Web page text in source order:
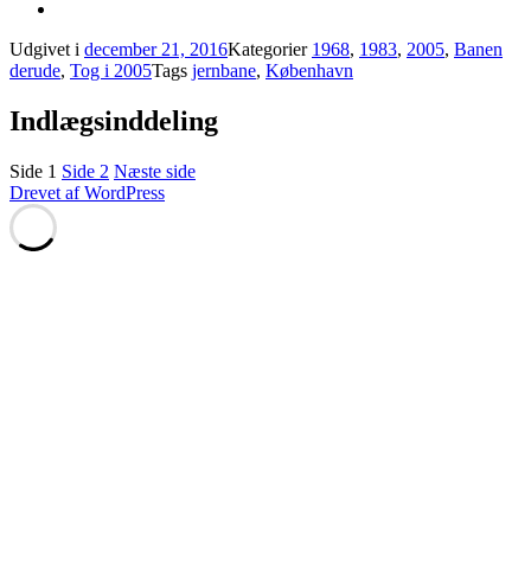
Udgivet i december 21, 2016Kategorier 1968, 1983, 2005, Banen
derude, Tog i 2005Tags jernbane, København
Indlægsinddeling
Side 1 Side 2 Næste side
Drevet af WordPress